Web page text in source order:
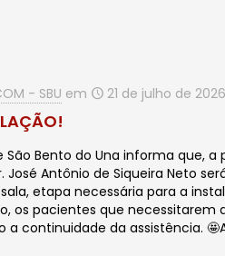
- SBU em 21 de julho de 2026
São Bento do Una informa que,
José Antônio de Siqueira Neto
etapa necessária para a
os pacientes que
a continuidade da assistência.